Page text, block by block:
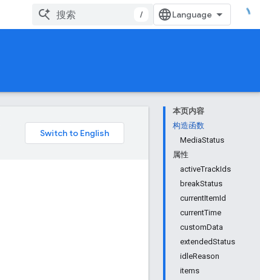
/
本页内容
构造函数
MediaStatus
属性
activeTrackIds
breakStatus
currentItemId
currentTime
customData
extendedStatus
idleReason
items